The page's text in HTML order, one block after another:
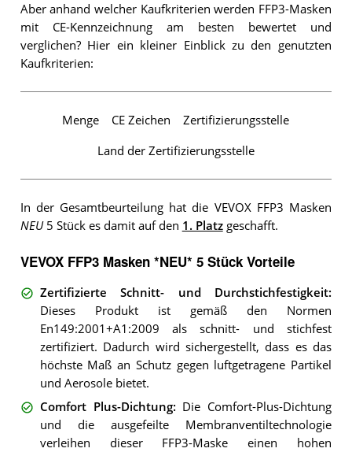
Aber anhand welcher Kaufkriterien werden FFP3-Masken
mit CE-Kennzeichnung am besten bewertet und
verglichen? Hier ein kleiner Einblick zu den genutzten
Kaufkriterien:
Menge CE Zeichen Zertifizierungsstelle
Land der Zertifizierungsstelle
In der Gesamtbeurteilung hat die VEVOX FFP3 Masken
NEU5 Stück es damit auf den 1. Platzgeschafft.
VEVOX FFP3 Masken *NEU* 5 Stück Vorteile
Zertifizierte Schnitt- und Durchstichfestigkeit:
Dieses Produkt ist gemäß den Normen
En149:2001+A1:2009 als schnitt- und stichfest
zertifiziert. Dadurch wird sichergestellt, dass es das
höchste Maß an Schutz gegen luftgetragene Partikel
und Aerosole bietet.
Comfort Plus-Dichtung: Die Comfort-Plus-Dichtung
und die ausgefeilte Membranventiltechnologie
verleihen dieser FFP3-Maske einen hohen